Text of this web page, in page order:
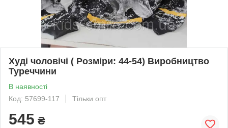
Худі чоловічі ( Розміри: 44-54) Виробництво
Туреччини
В наявності
Код: 57699-117
Тільки опт
545 ₴